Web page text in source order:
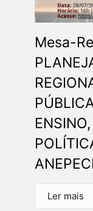
Mesa-
Ler mais